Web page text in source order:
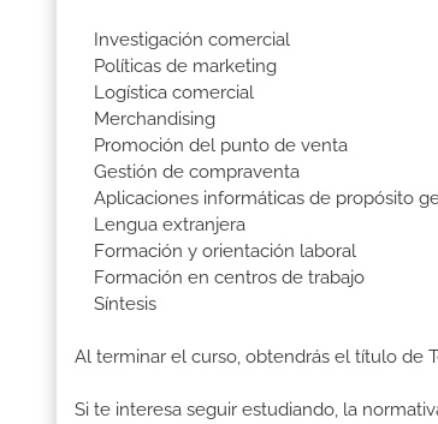
Investigación comercial
Políticas de marketing
Logística comercial
Merchandising
Promoción del punto de venta
Gestión de compraventa
Aplicaciones informáticas de propósito
Lengua extranjera
Formación y orientación laboral
Formación en centros de trabajo
Síntesis
Al terminar el curso, obtendrás el título de
Si te interesa seguir estudiando, la